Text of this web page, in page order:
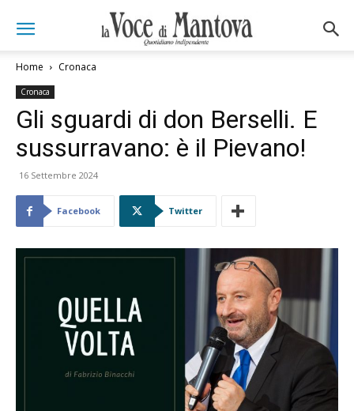
Home Cronaca
Cronaca
Gli sguardi di don Berselli. E
sussurravano: è il Pievano!
16 Settembre 2024
Facebook Twitter